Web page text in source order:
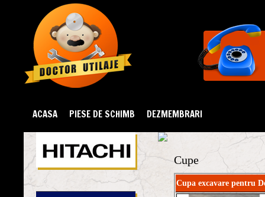
ACASA PIESE DE SCHIMB DEZMEMBRARI
Cupe
Cupa excavare pentru